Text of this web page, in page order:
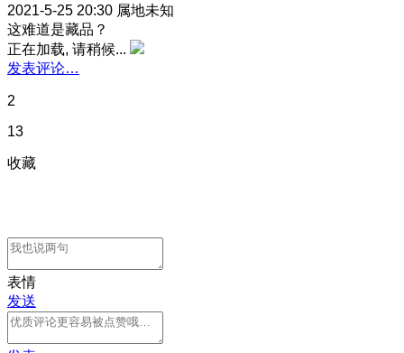
2021-5-25 20:30 属地未知
这难道是藏品？
正在加载, 请稍候...
发表评论…
2
13
收藏
表情
发送